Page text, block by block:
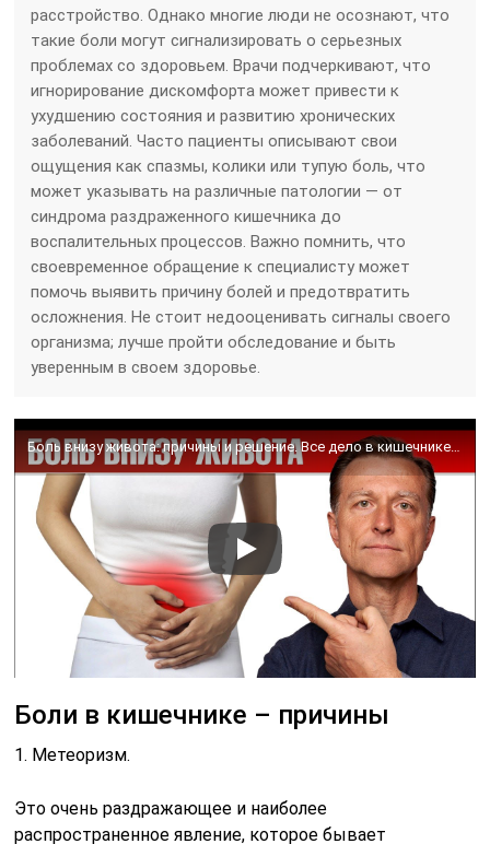
расстройство. Однако многие люди не осознают, что
такие боли могут сигнализировать о серьезных
проблемах со здоровьем. Врачи подчеркивают, что
игнорирование дискомфорта может привести к
ухудшению состояния и развитию хронических
заболеваний. Часто пациенты описывают свои
ощущения как спазмы, колики или тупую боль, что
может указывать на различные патологии — от
синдрома раздраженного кишечника до
воспалительных процессов. Важно помнить, что
своевременное обращение к специалисту может
помочь выявить причину болей и предотвратить
осложнения. Не стоит недооценивать сигналы своего
организма; лучше пройти обследование и быть
уверенным в своем здоровье.
Боль внизу живота: причины и решение. Все дело в кишечнике🙌
Боли в кишечнике – причины
1. Метеоризм.
Это очень раздражающее и наиболее
распространенное явление, которое бывает